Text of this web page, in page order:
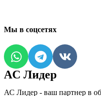
Мы в соцсетях
AC Лидер
АС Лидер - ваш партнер в